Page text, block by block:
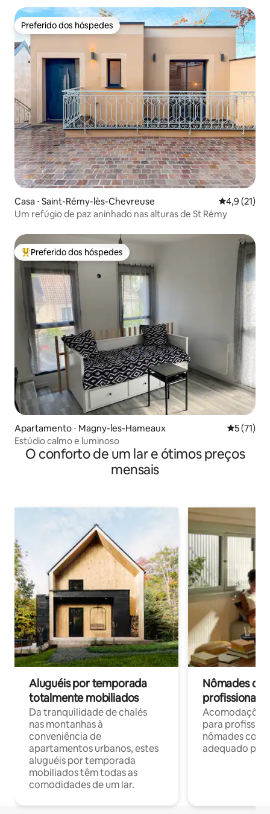
Preferido dos hóspedes
Preferido dos hóspedes
Casa ⋅ Saint-Rémy-lès-Chevreuse 4,9 de uma
4,9 (21)
Um refúgio de paz aninhado nas alturas de St Rémy
Entre os melhores preferidos dos hóspedes
Preferido dos hóspedes
Apartamento ⋅ Magny-les-Hameaux 5 de uma
5 (71)
Estúdio calmo e luminoso
O conforto de um lar e ótimos preços
mensais
Aluguéis por temporada
totalmente mobiliados
Da tranquilidade de chalés
nas montanhas à
conveniência de
apartamentos urbanos, estes
aluguéis por temporada
mobiliados têm todas as
comodidades de um lar.
Nômades
profissionais
para
nômades com
adequado